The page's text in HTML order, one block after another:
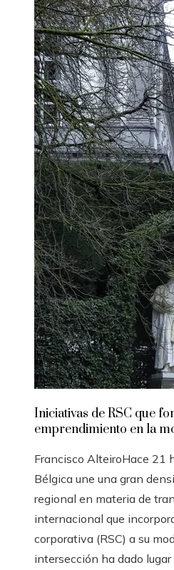
Iniciativas de RSC que
emprendimiento en la
Francisco AlteiroHace 21
Bélgica une una gran
regional en materia de
internacional que
corporativa (RSC) a su
intersección ha dado